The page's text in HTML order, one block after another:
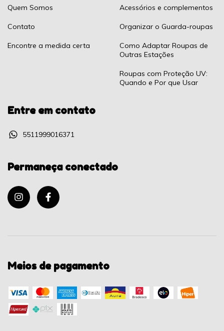
Quem Somos
Contato
Encontre a medida certa
Acessórios e complementos
Organizar o Guarda-roupas
Como Adaptar Roupas de
Outras Estações
Roupas com Proteção UV:
Quando e Por que Usar
Entre em contato
5511999016371
Permaneça conectado
Meios de pagamento